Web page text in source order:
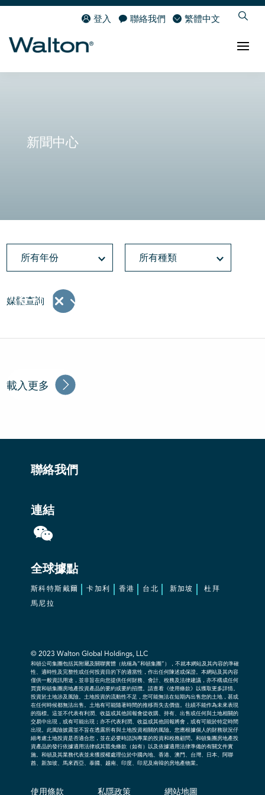
登入 聯絡我們 繁體中文
新聞中心
媒體查詢
載入更多
聯絡我們
連結
全球據點
斯科特斯戴爾 卡加利 香港 台北 新加坡 杜拜
馬尼拉
© 2023 Walton Global Holdings, LLC
和頓公司集團包括其附屬及關聯實體（統稱為“和頓集團”），不就本網站及其內容的準確
性、適時性及完整性或任何投資目的下的適當性，作出任何陳述或保證。本網站及其內容
僅供一般資訊用途，並非旨在向您提供任何財務、會計、稅務及法律建議，亦不構成任何
買賣和頓集團房地產投資產品的要約或要約招攬。請查看《使用條款》以獲取更多詳情。
投資於土地涉及風險。土地投資的流動性不足，您可能無法在短期內出售您的土地，甚或
在任何時候都無法出售。土地有可能隨著時間的推移而失去價值。往績不能作為未來表現
的指標。這並不代表有利潤、收益或其他回報會從收購、持有、出售或任何與土地相關的
交易中出現，或有可能出現；亦不代表利潤、收益或其他回報將會，或有可能於特定時間
出現。此風險披露並不旨在透露所有與土地投資相關的風險。您應根據個人的財務狀況仔
細考慮土地投資是否適合您，並在必要時諮詢專業的投資和稅務顧問。和頓集團房地產投
資產品的發行依據適用法律或其豁免條款（如有）以及依據適用法律準備的有關文件實
施。和頓及其業務代表並未獲授權處理位於中國內地、香港、澳門、台灣、日本、阿聯
酋、新加坡、馬來西亞、泰國、越南、印度、印尼及南韓的房地產物業。
使用條款 私隱政策 網站地圖